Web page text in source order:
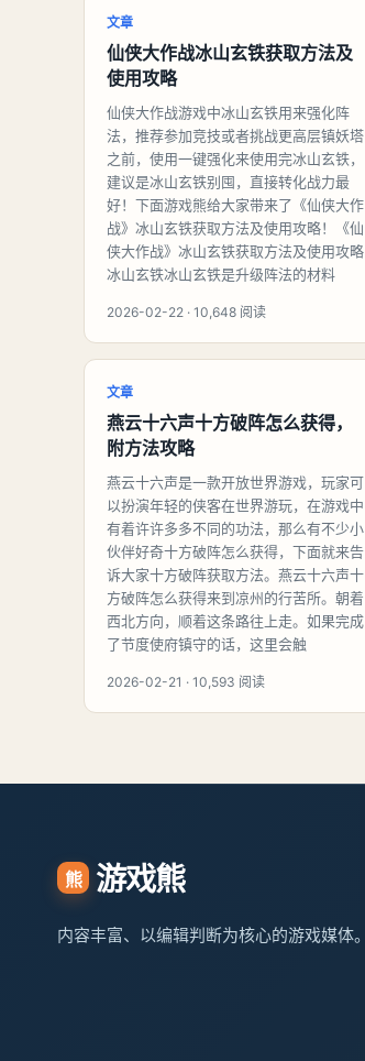
文章
仙侠大作战冰山玄铁获取方法及
使用攻略
仙侠大作战游戏中冰山玄铁用来强化阵
法，推荐参加竞技或者挑战更高层镇妖塔
之前，使用一键强化来使用完冰山玄铁，
建议是冰山玄铁别囤，直接转化战力最
好！下面游戏熊给大家带来了《仙侠大作
战》冰山玄铁获取方法及使用攻略！《仙
侠大作战》冰山玄铁获取方法及使用攻略
冰山玄铁冰山玄铁是升级阵法的材料
2026-02-22 · 10,648 阅读
文章
燕云十六声十方破阵怎么获得，
附方法攻略
燕云十六声是一款开放世界游戏，玩家可
以扮演年轻的侠客在世界游玩，在游戏中
有着许许多多不同的功法，那么有不少小
伙伴好奇十方破阵怎么获得，下面就来告
诉大家十方破阵获取方法。燕云十六声十
方破阵怎么获得来到凉州的行苦所。朝着
西北方向，顺着这条路往上走。如果完成
了节度使府镇守的话，这里会触
2026-02-21 · 10,593 阅读
熊 游戏熊
内容丰富、以编辑判断为核心的游戏媒体。